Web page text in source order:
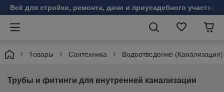
Всё для стройки, ремонта, дачи и приусадебного участка!
Товары Сантехника Водоотведение (Канализация)
Трубы и фитинги для внутренней канализации